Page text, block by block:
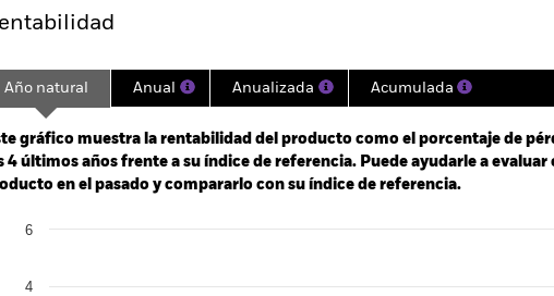
2008-07-28 00:00:00 to 2026-08-06 00:00:00.
-10 to 20.
Año natural Anual Anualizada Acumulada
gráfico muestra la rentabilidad del producto como el porcentaje de
4 últimos años frente a su índice de referencia. Puede ayudarle a evaluar
en el pasado y compararlo con su índice de referencia.
chart with 2 data series.
4
6